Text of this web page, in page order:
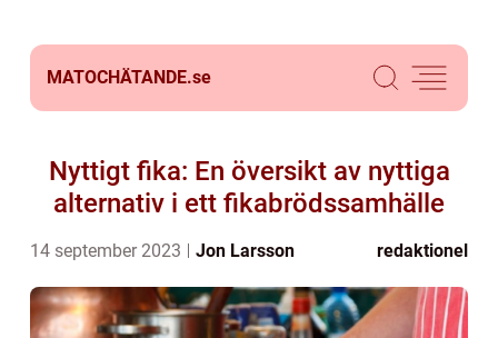
MATOCHÄTANDE.se
Nyttigt fika: En översikt av nyttiga
alternativ i ett fikabrödssamhälle
14 september 2023 Jon Larsson redaktionel